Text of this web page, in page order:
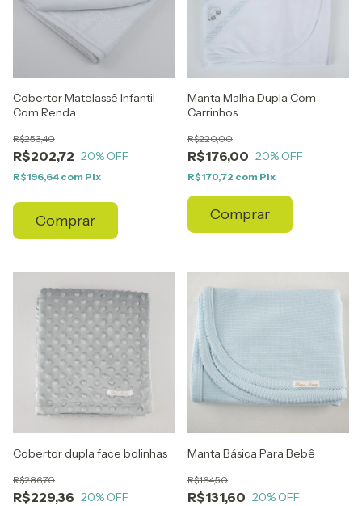
Cobertor Matelassê Infantil
Com Renda
R$202,72
R$253,40
20% OFF
R$196,64 com Pix
Comprar
Manta Malha Dupla Com
Carrinhos
R$176,00
R$220,00
20% OFF
R$170,72 com Pix
Comprar
Cobertor dupla face bolinhas
R$229,36
R$286,70
20% OFF
Manta Básica Para Bebê
R$131,60
R$164,50
20% OFF